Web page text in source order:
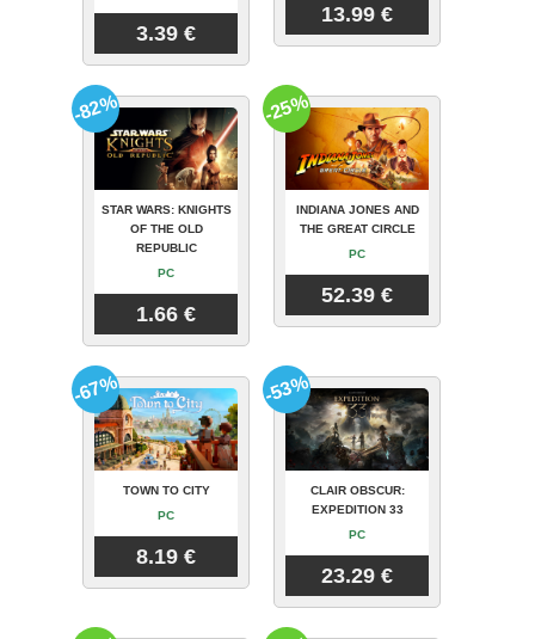
3.39 €
13.99 €
STAR WARS: KNIGHTS
OF THE OLD
REPUBLIC
PC
1.66 €
-82%
INDIANA JONES AND
THE GREAT CIRCLE
PC
52.39 €
-25%
TOWN TO CITY
PC
8.19 €
-67%
CLAIR OBSCUR:
EXPEDITION 33
PC
23.29 €
-53%